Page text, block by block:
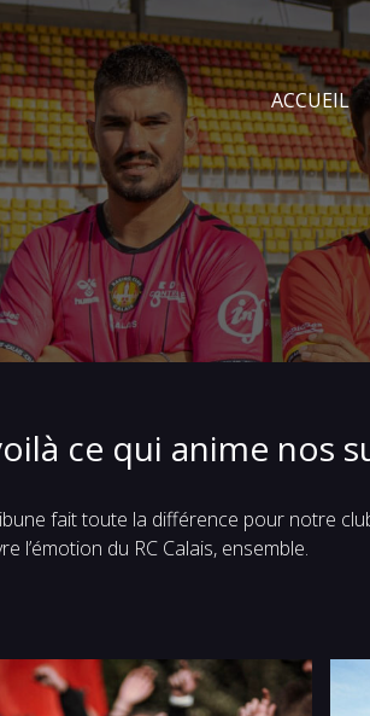
ACCUEIL
ce qui anime nos
fait toute la différence pour notre
l’émotion du RC Calais, ensemble.